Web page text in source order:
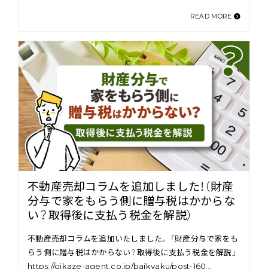
READ MORE
不動産売却コラムを追加しました！（財産
分与で家をもらう側に贈与税はかからな
い？取得後に支払う税金を解説）
不動産売却コラムを追加いたしました。 「財産分与で家をも
らう側に贈与税はかからない？取得後に支払う税金を解説」
https://oikaze-agent.co.jp/baikyaku/post-160…